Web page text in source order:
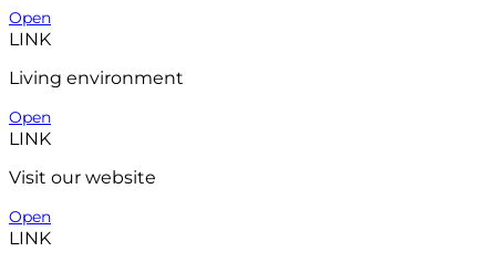
Open
LINK
Living environment
Open
LINK
Visit our website
Open
LINK